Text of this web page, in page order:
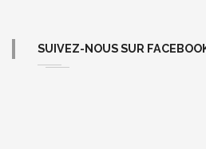
SUIVEZ-NOUS SUR